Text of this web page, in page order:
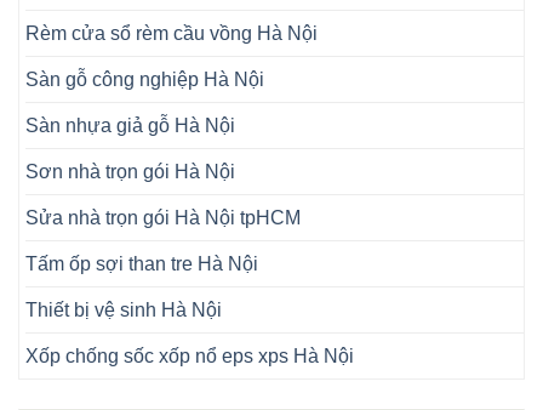
Rèm cửa sổ rèm cầu vồng Hà Nội
Sàn gỗ công nghiệp Hà Nội
Sàn nhựa giả gỗ Hà Nội
Sơn nhà trọn gói Hà Nội
Sửa nhà trọn gói Hà Nội tpHCM
Tấm ốp sợi than tre Hà Nội
Thiết bị vệ sinh Hà Nội
Xốp chống sốc xốp nổ eps xps Hà Nội